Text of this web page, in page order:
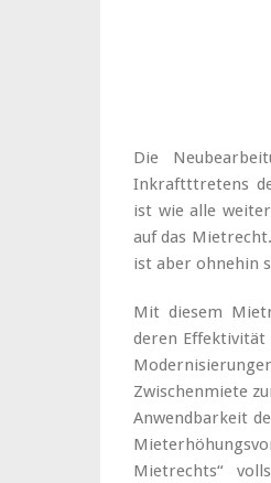
Die
Inkraftttretens
ist wie alle
auf das
ist aber ohnehin
Mit diesem
deren Effektivität
Zwischenmiete
Anwendbarkeit
Mietrechts“